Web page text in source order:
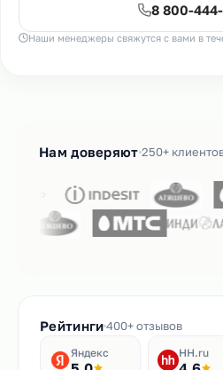
8 800-
Наши менеджеры свяжутся с вами в
Нам доверяют 250+
Рейтинги400+ отзывов
Яндекс HH.ru